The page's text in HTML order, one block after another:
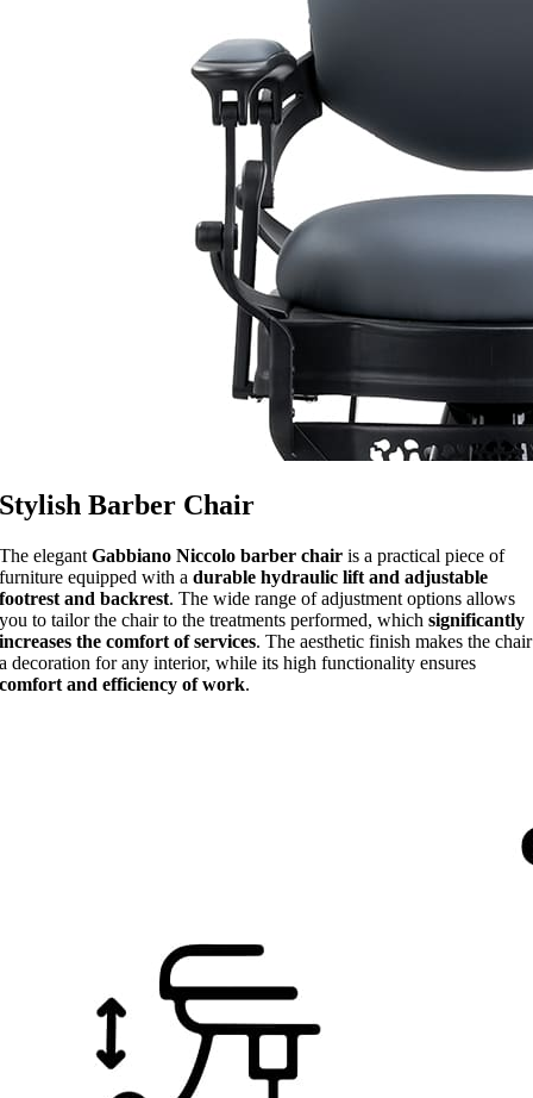
Stylish Barber Chair
The elegantGabbiano Niccolo barber chair is a practical piece of
furniture equipped with adurable hydraulic lift and adjustable
footrest and backrest. The wide range of adjustment options allows
you to tailor the chair to the treatments performed, whichsignificantly
increases the comfort of services. The aesthetic finish makes the chair
a decoration for any interior, while its high functionality ensures
comfort and efficiency of work.